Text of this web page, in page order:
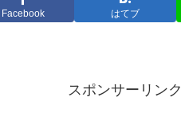
Facebook はてブ
スポンサーリンク